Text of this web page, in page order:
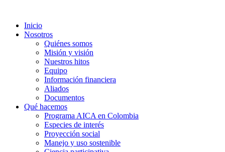
Inicio
Nosotros
Quiénes somos
Misión y visión
Nuestros hitos
Equipo
Información financiera
Aliados
Documentos
Qué hacemos
Programa AICA en Colombia
Especies de interés
Proyección social
Manejo y uso sostenible